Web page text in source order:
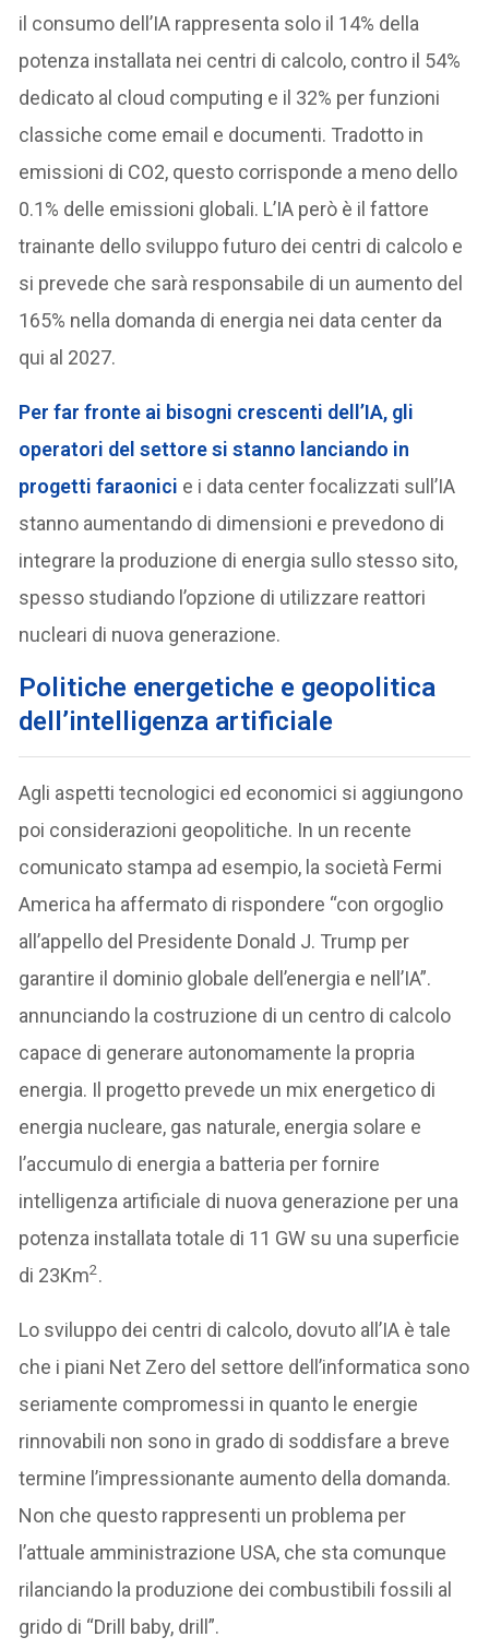
il consumo dell’IA rappresenta solo il 14% della
potenza installata nei centri di calcolo, contro il 54%
dedicato al cloud computing e il 32% per funzioni
classiche come email e documenti. Tradotto in
emissioni di CO2, questo corrisponde a meno dello
0.1% delle emissioni globali. L’IA però è il fattore
trainante dello sviluppo futuro dei centri di calcolo e
si prevede che sarà responsabile di un aumento del
165% nella domanda di energia nei data center da
qui al 2027.
Per far fronte ai bisogni crescenti dell’IA, gli
operatori del settore si stanno lanciando in
progetti faraonici e i data center focalizzati sull’IA
stanno aumentando di dimensioni e prevedono di
integrare la produzione di energia sullo stesso sito,
spesso studiando l’opzione di utilizzare reattori
nucleari di nuova generazione.
Politiche energetiche e geopolitica
dell’intelligenza artificiale
Agli aspetti tecnologici ed economici si aggiungono
poi considerazioni geopolitiche. In un recente
comunicato stampa ad esempio, la società Fermi
America ha affermato di rispondere “con orgoglio
all’appello del Presidente Donald J. Trump per
garantire il dominio globale dell’energia e nell’IA”.
annunciando la costruzione di un centro di calcolo
capace di generare autonomamente la propria
energia. Il progetto prevede un mix energetico di
energia nucleare, gas naturale, energia solare e
l’accumulo di energia a batteria per fornire
intelligenza artificiale di nuova generazione per una
potenza installata totale di 11 GW su una superficie
di 23Km2.
Lo sviluppo dei centri di calcolo, dovuto all’IA è tale
che i piani Net Zero del settore dell’informatica sono
seriamente compromessi in quanto le energie
rinnovabili non sono in grado di soddisfare a breve
termine l’impressionante aumento della domanda.
Non che questo rappresenti un problema per
l’attuale amministrazione USA, che sta comunque
rilanciando la produzione dei combustibili fossili al
grido di “Drill baby, drill”.